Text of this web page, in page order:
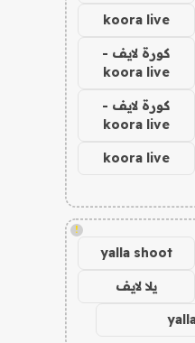
koora live
كورة لايف -
koora live
كورة لايف -
koora live
koora live
!
yalla shoot
يلا لايف